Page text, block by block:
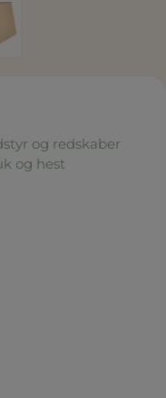
og redskaber
og hest